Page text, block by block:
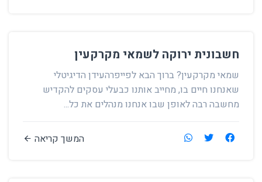
חשבונית ירוקה לשמאי מקרקעין
שמאי מקרקעין? ברוך הבא לפייפרהעידן הדיגיטלי
שאנחנו חיים בו, מחייב אותנו כבעלי עסקים להקדיש
מחשבה רבה לאופן שבו אנחנו מנהלים את כל...
המשך קריאה